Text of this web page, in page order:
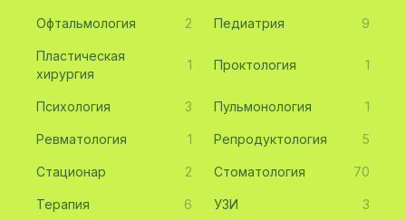
Офтальмология 2 Педиатрия 9
Пластическая
хирургия
1 Проктология 1
Психология 3 Пульмонология 1
Ревматология 1 Репродуктология 5
Стационар 2 Стоматология 70
Терапия 6 УЗИ 3